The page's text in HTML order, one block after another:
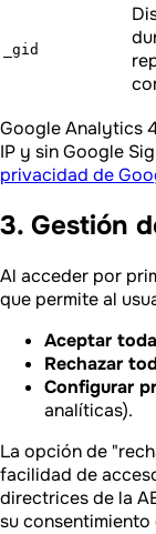
_gid
Google Analytics
IP y sin Google
privacidad de
3. Gestión
Al acceder por
que permite al
Aceptar
Rechazar
Configurar
analíticas).
La opción de
facilidad de
directrices de la
su consentimiento